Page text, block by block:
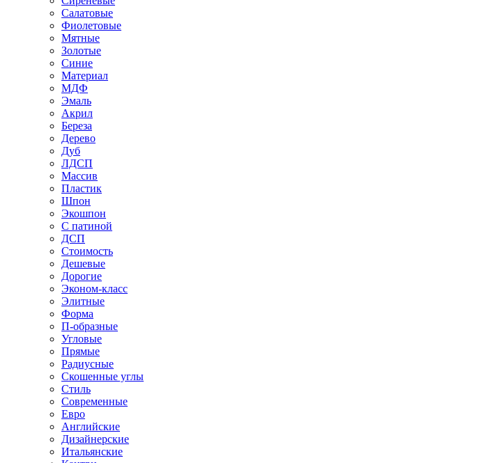
Салатовые
Фиолетовые
Мятные
Золотые
Синие
Материал
МДФ
Эмаль
Акрил
Береза
Дерево
Дуб
ЛДСП
Массив
Пластик
Шпон
Экошпон
С патиной
ДСП
Стоимость
Дешевые
Дорогие
Эконом-класс
Элитные
Форма
П-образные
Угловые
Прямые
Радиусные
Скошенные углы
Стиль
Современные
Евро
Английские
Дизайнерские
Итальянские